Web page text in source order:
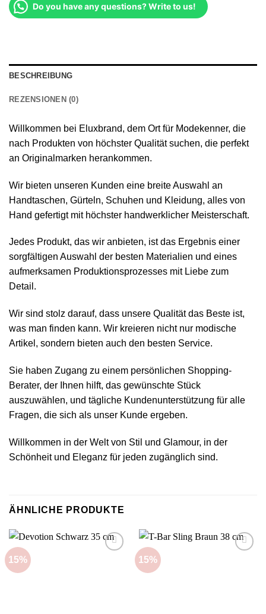
Do you have any questions? Write to us!
BESCHREIBUNG
REZENSIONEN (0)
Willkommen bei Eluxbrand, dem Ort für Modekenner, die
nach Produkten von höchster Qualität suchen, die perfekt
an Originalmarken herankommen.
Wir bieten unseren Kunden eine breite Auswahl an
Handtaschen, Gürteln, Schuhen und Kleidung, alles von
Hand gefertigt mit höchster handwerklicher Meisterschaft.
Jedes Produkt, das wir anbieten, ist das Ergebnis einer
sorgfältigen Auswahl der besten Materialien und eines
aufmerksamen Produktionsprozesses mit Liebe zum
Detail.
Wir sind stolz darauf, dass unsere Qualität das Beste ist,
was man finden kann. Wir kreieren nicht nur modische
Artikel, sondern bieten auch den besten Service.
Sie haben Zugang zu einem persönlichen Shopping-
Berater, der Ihnen hilft, das gewünschte Stück
auszuwählen, und tägliche Kundenunterstützung für alle
Fragen, die sich als unser Kunde ergeben.
Willkommen in der Welt von Stil und Glamour, in der
Schönheit und Eleganz für jeden zugänglich sind.
ÄHNLICHE PRODUKTE
15% 15%